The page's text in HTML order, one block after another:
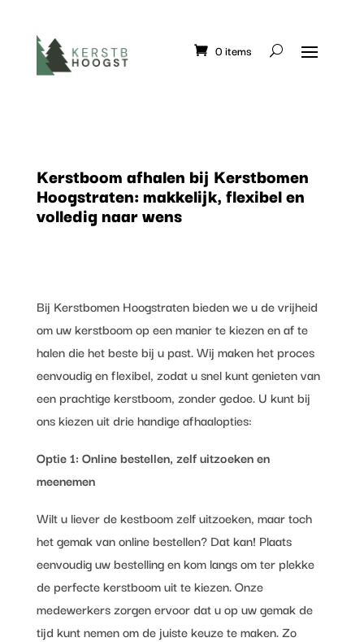
0 items
Kerstboom afhalen bij Kerstbomen
Hoogstraten: makkelijk, flexibel en
volledig naar wens
Bij Kerstbomen Hoogstraten bieden we u de vrijheid
om uw kerstboom op een manier te kiezen en af te
halen die het beste bij u past. Wij maken het proces
eenvoudig en flexibel, zodat u snel kunt genieten van
een prachtige kerstboom, zonder gedoe. U kunt bij
ons kiezen uit drie handige afhaalopties:
Optie 1: Online bestellen, zelf uitzoeken en
meenemen
Wilt u liever de kestboom zelf uitzoeken, maar toch
het gemak van online bestellen? Dat kan! Plaats
eenvoudig uw bestelling en kom langs om ter plekke
de perfecte kerstboom uit te kiezen. Onze
medewerkers zorgen ervoor dat u op uw gemak de
tijd kunt nemen om de juiste keuze te maken. Zo